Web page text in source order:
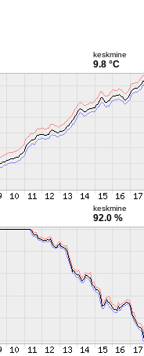
keskmine
9.8 °C
keskmine
92.0 %